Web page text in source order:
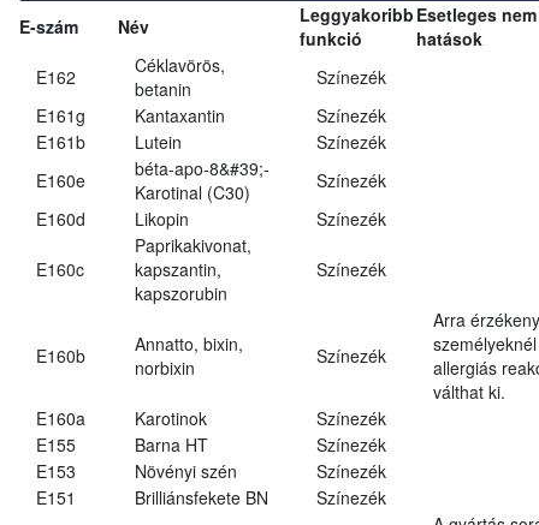
E-szám Név
Leggyakoribb
funkció
Esetleges
hatások
E162
Céklavörös,
betanin
Színezék
E161g
Kantaxantin
Színezék
E161b
Lutein
Színezék
E160e
béta-apo-8&#39;-
Karotinal (C30)
Színezék
E160d
Likopin Színezék
E160c
Paprikakivonat,
kapszantin,
kapszorubin
Színezék
E160b
Annatto, bixin,
norbixin
Színezék
Arra érzékeny
személyeknél
allergiás
válthat ki.
E160a
Karotinok
Színezék
E155
Barna HT
Színezék
E153
Növényi szén
Színezék
E151
Brilliánsfekete BN Színezék